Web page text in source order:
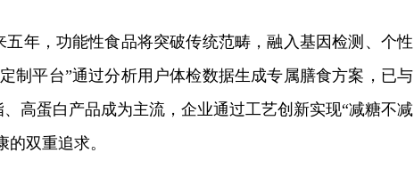
年，功能性食品将突破传统范畴，融入基因检测、个性
制平台”通过分析用户体检数据生成专属膳食方案，已与
高蛋白产品成为主流，企业通过工艺创新实现“减糖不减
双重追求。